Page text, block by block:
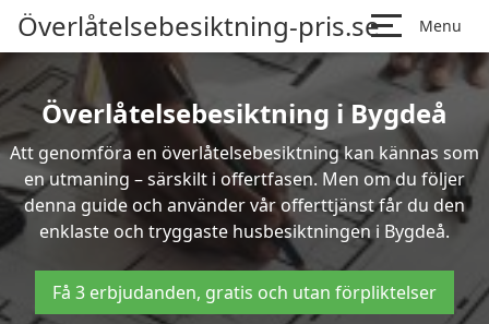
Överlåtelsebesiktning-pris.se Menu
Överlåtelsebesiktning i Bygdeå
Att genomföra en överlåtelsebesiktning kan kännas som
en utmaning – särskilt i offertfasen. Men om du följer
denna guide och använder vår offerttjänst får du den
enklaste och tryggaste husbesiktningen i Bygdeå.
Få 3 erbjudanden, gratis och utan förpliktelser